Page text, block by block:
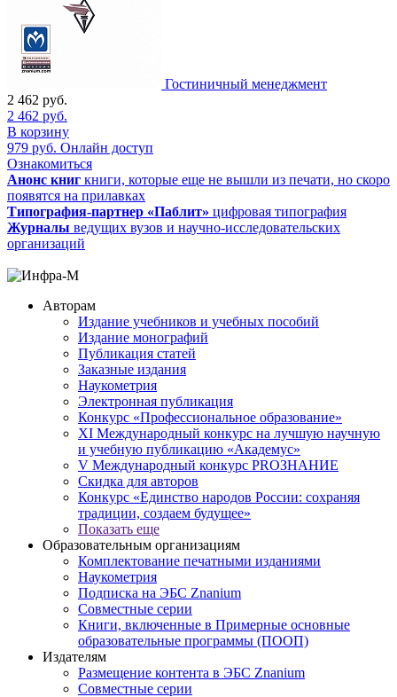
Гостиничный менеджмент
2 462 руб.
2 462 руб.
В корзину
979 руб. Онлайн доступ
Ознакомиться
Анонс книг книги, которые еще не вышли из печати, но скоро
появятся на прилавках
Типография-партнер «Паблит» цифровая типография
Журналы ведущих вузов и научно-исследовательских
организаций
Авторам
Издание учебников и учебных пособий
Издание монографий
Публикация статей
Заказные издания
Наукометрия
Электронная публикация
Конкурс «Профессиональное образование»
XI Международный конкурс на лучшую научную
и учебную публикацию «Академус»
V Международный конкурс PROЗНАНИЕ
Скидка для авторов
Конкурс «Единство народов России: сохраняя
традиции, создаем будущее»
Показать еще
Образовательным организациям
Комплектование печатными изданиями
Наукометрия
Подписка на ЭБС Znanium
Совместные серии
Книги, включенные в Примерные основные
образовательные программы (ПООП)
Издателям
Размещение контента в ЭБС Znanium
Совместные серии